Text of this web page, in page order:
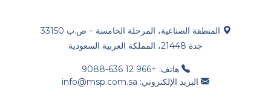
المنطقة الصناعية، المرحلة الخامسة – ص.ب 33150
جدة 21448، المملكة العربية السعودية
هاتف: +966 12 636-9088
البريد الإلكتروني: info@msp.com.sa